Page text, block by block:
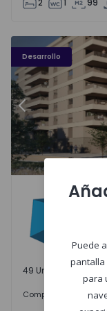
2 1 99
Desarrollo
PLENO JARDIM - 3
Anterior
Águas Santas,
49 Unidades
Comprar
Puede
pantalla
para